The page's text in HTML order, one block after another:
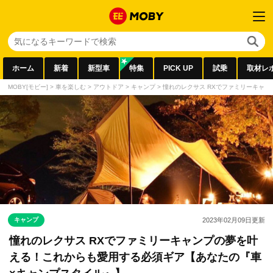
ホーム 新着 新型車 特集 PICK UP 試乗 取材レ
MOBY[モビー] > 車を楽しむ > アウトドア > キャンプ > 憧れのレクサス RXでファミリーキャ
キャンプ 2023年02月09日更新
憧れのレクサス RXでファミリーキャンプの夢を叶
える！これからも愛用する必須ギア【あなたの『車